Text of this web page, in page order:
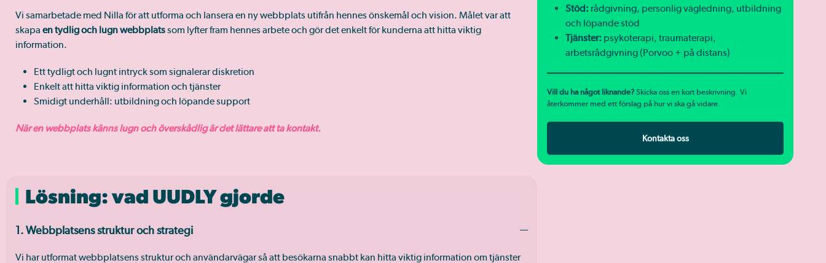
Vi samarbetade med Nilla för att utforma och lansera en ny webbplats utifrån hennes önskemål och vision. Målet var att
skapa en tydlig och lugn webbplatssom lyfter fram hennes arbete och gör det enkelt för kunderna att hitta viktig
information.
Ett tydligt och lugnt intryck som signalerar diskretion
Enkelt att hitta viktig information och tjänster
Smidigt underhåll: utbildning och löpande support
När en webbplats känns lugn och överskådlig är det lättare att ta kontakt.
Lösning: vad UUDLY gjorde
1. Webbplatsens struktur och strategi
Vi har utformat webbplatsens struktur och användarvägar så att besökarna snabbt kan hitta viktig information om tjänster
Stöd: rådgivning, personlig vägledning, utbildning
och löpande stöd
Tjänster: psykoterapi, traumaterapi,
arbetsrådgivning (Porvoo + på distans)
Vill du ha något liknande? Skicka oss en kort beskrivning. Vi
återkommer med ett förslag på hur vi ska gå vidare.
Kontakta oss